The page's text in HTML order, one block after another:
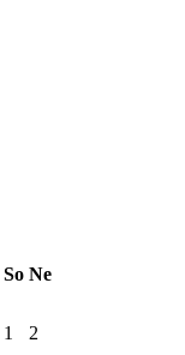
So Ne
1 2